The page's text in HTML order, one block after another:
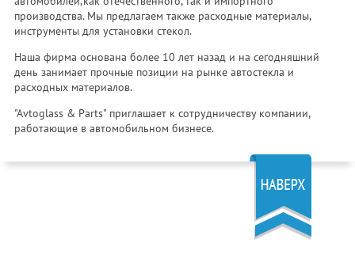
производства. Мы предлагаем также расходные материалы,
инструменты для установки стекол.
Наша фирма основана более 10 лет назад и на сегодняшний
день занимает прочные позиции на рынке автостекла и
расходных материалов.
"Avtoglass & Parts" приглашает к сотрудничеству компании,
работающие в автомобильном бизнесе.